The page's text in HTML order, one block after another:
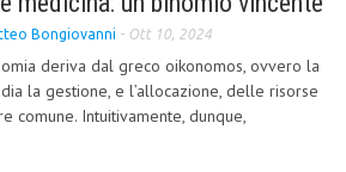
STATUTO
Bongiovanni - Ott 10, 2024
deriva dal greco oikonomos, ovvero la
la gestione, e l’allocazione, delle risorse
comune. Intuitivamente, dunque,